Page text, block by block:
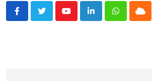
YoutubeLinkedInWhatsappCloud